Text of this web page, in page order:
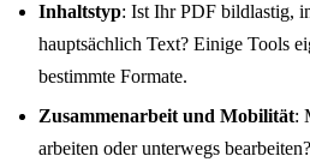
Inhaltstyp: Ist Ihr PDF bildlastig,
hauptsächlich Text? Einige Tools
bestimmte Formate.
Zusammenarbeit und Mobilität:
arbeiten oder unterwegs